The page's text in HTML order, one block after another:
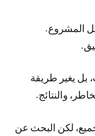
المشروع.
بل يغير طريقة
والنتائج.
لكن البحث عن